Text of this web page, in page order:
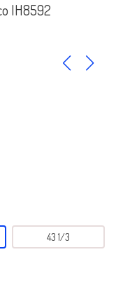
IH8592
43 1/3